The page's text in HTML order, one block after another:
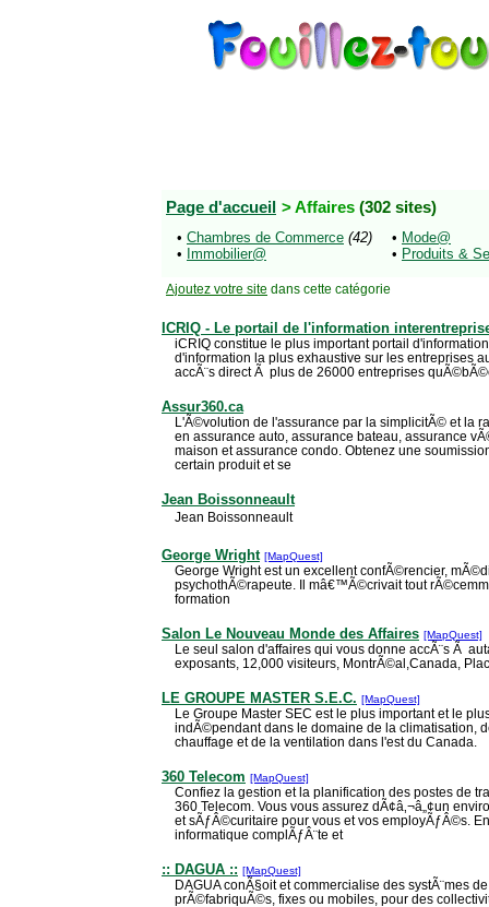
Page d'accueil > Affaires (302 sites)
• Chambres de Commerce (42)
• Immobilier@
• Mode@
• Produits &
Ajoutez votre site dans cette catégorie
ICRIQ - Le portail de l'information
iCRIQ constitue le plus important portail
d'information la plus exhaustive sur les entreprises
accÃ¨s direct Ã plus de 26000 entreprises
Assur360.ca
L'Ã©volution de l'assurance par la simplicitÃ© et la
en assurance auto, assurance bateau, assurance
maison et assurance condo. Obtenez une
certain produit et se
Jean Boissonneault
Jean Boissonneault
George Wright [MapQuest]
George Wright est un excellent confÃ©rencier,
psychothÃ©rapeute. Il mâ€™Ã©crivait tout
formation
Salon Le Nouveau Monde des Affaires [MapQuest]
Le seul salon d'affaires qui vous donne accÃ¨s Ã
exposants, 12,000 visiteurs, MontrÃ©al,Canada,
LE GROUPE MASTER S.E.C. [MapQuest]
Le Groupe Master SEC est le plus important et le
indÃ©pendant dans le domaine de la climatisation,
chauffage et de la ventilation dans l'est du Canada.
360 Telecom [MapQuest]
Confiez la gestion et la planification des postes de
360 Telecom. Vous vous assurez dÃ¢â‚¬â„¢un
et sÃƒÂ©curitaire pour vous et vos employÃƒÂ©s.
informatique complÃƒÂ¨te et
:: DAGUA :: [MapQuest]
DAGUA conÃ§oit et commercialise des systÃ¨mes
prÃ©fabriquÃ©s, fixes ou mobiles, pour des